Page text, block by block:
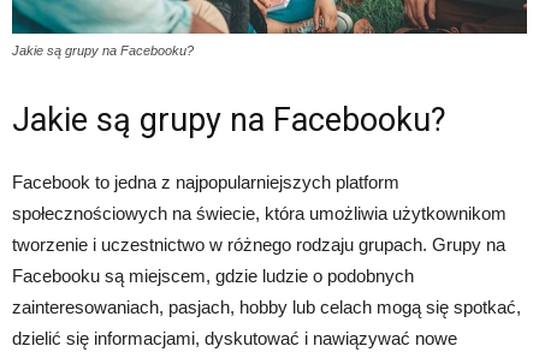
Jakie są grupy na Facebooku?
Jakie są grupy na Facebooku?
Facebook to jedna z najpopularniejszych platform
społecznościowych na świecie, która umożliwia użytkownikom
tworzenie i uczestnictwo w różnego rodzaju grupach. Grupy na
Facebooku są miejscem, gdzie ludzie o podobnych
zainteresowaniach, pasjach, hobby lub celach mogą się spotkać,
dzielić się informacjami, dyskutować i nawiązywać nowe